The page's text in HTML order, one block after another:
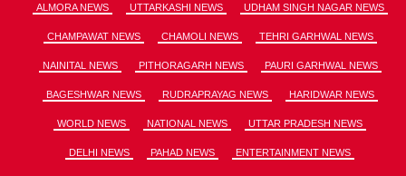
ALMORA NEWS UTTARKASHI NEWS UDHAM SINGH NAGAR NEWS
CHAMPAWAT NEWS CHAMOLI NEWS TEHRI GARHWAL NEWS
NAINITAL NEWS PITHORAGARH NEWS PAURI GARHWAL NEWS
BAGESHWAR NEWS RUDRAPRAYAG NEWS HARIDWAR NEWS
WORLD NEWS NATIONAL NEWS UTTAR PRADESH NEWS
DELHI NEWS PAHAD NEWS ENTERTAINMENT NEWS